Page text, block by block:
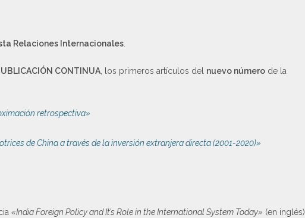
Relaciones Internacionales.
CONTINUA, los primeros artículos del nuevo número de la
retrospectiva»
de China a través de la inversión extranjera directa (2001-2020)»
«India Foreign Policy and It’s Role in the International System Today» (en inglés)